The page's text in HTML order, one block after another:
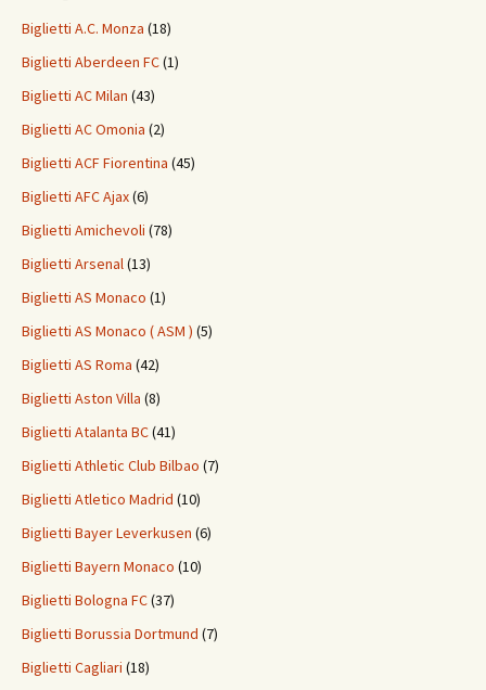
Biglietti A.C. Monza (18)
Biglietti Aberdeen FC(1)
Biglietti AC Milan (43)
Biglietti AC Omonia (2)
Biglietti ACF Fiorentina (45)
Biglietti AFC Ajax(6)
Biglietti Amichevoli (78)
Biglietti Arsenal(13)
Biglietti AS Monaco (1)
Biglietti AS Monaco ( ASM ) (5)
Biglietti AS Roma (42)
Biglietti Aston Villa (8)
Biglietti Atalanta BC(41)
Biglietti Athletic Club Bilbao (7)
Biglietti Atletico Madrid (10)
Biglietti Bayer Leverkusen (6)
Biglietti Bayern Monaco (10)
Biglietti Bologna FC(37)
Biglietti Borussia Dortmund (7)
Biglietti Cagliari (18)